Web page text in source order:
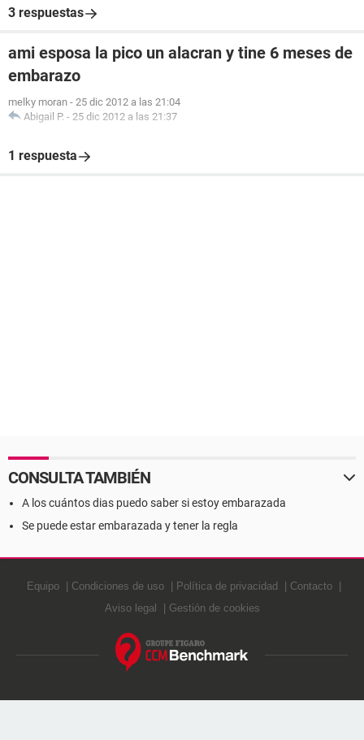
3 respuestas
ami esposa la pico un alacran y tine 6 meses de
embarazo
melky moran - 25 dic 2012 a las 21:04
Abigail P. - 25 dic 2012 a las 21:37
1 respuesta
CONSULTA TAMBIÉN
A los cuántos dias puedo saber si estoy embarazada
Se puede estar embarazada y tener la regla
Equipo Condiciones de uso Política de privacidad
Contacto
Aviso legal
Gestión de cookies